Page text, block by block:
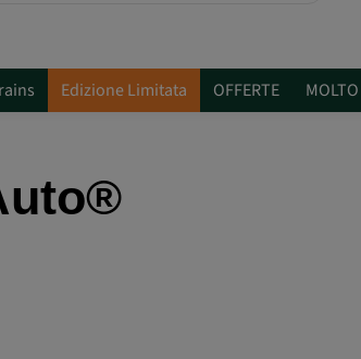
Edizione Limitata OFFERTE